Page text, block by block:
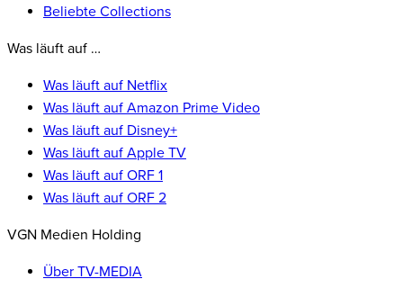
Beliebte Collections
Was läuft auf …
Was läuft auf Netflix
Was läuft auf Amazon Prime Video
Was läuft auf Disney+
Was läuft auf Apple TV
Was läuft auf ORF 1
Was läuft auf ORF 2
VGN Medien Holding
Über TV-MEDIA